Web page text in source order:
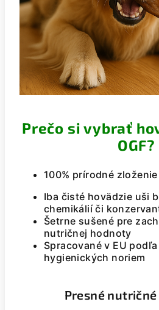
Prečo si vybrať
OGF?
100% prírodné zloženie
Iba čisté hovädzie uši
chemikálií či
Šetrne sušené pre
nutričnej hodnoty
Spracované v EU
hygienických noriem
Presné